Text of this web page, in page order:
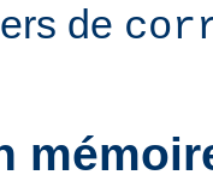
de